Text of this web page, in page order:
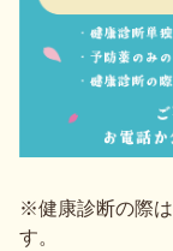
※健康診断の際
す。